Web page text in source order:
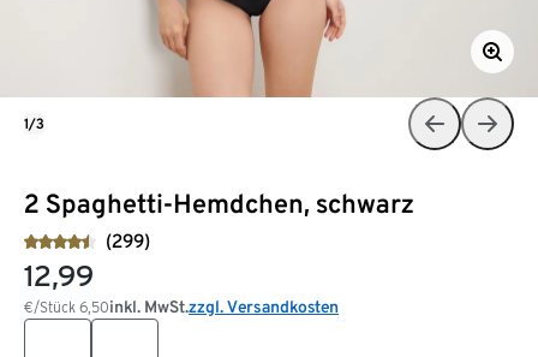
2 Spaghetti-Hemdchen, schwarz
(299)
12,99
€/Stück 6,50inkl. MwSt.zzgl. Versandkosten
1/3